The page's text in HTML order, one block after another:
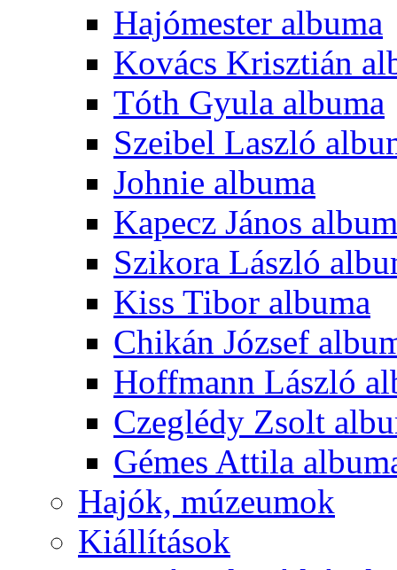
Hajómester albuma
Kovács Krisztián
Tóth Gyula albuma
Szeibel Laszló
Johnie albuma
Kapecz János
Szikora László
Kiss Tibor albuma
Chikán József
Hoffmann László
Czeglédy Zsolt
Gémes Attila
Hajók, múzeumok
Kiállítások